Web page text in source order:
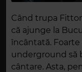
Când trupa
că ajunge la
încântată.
underground să
cântare. Asta,